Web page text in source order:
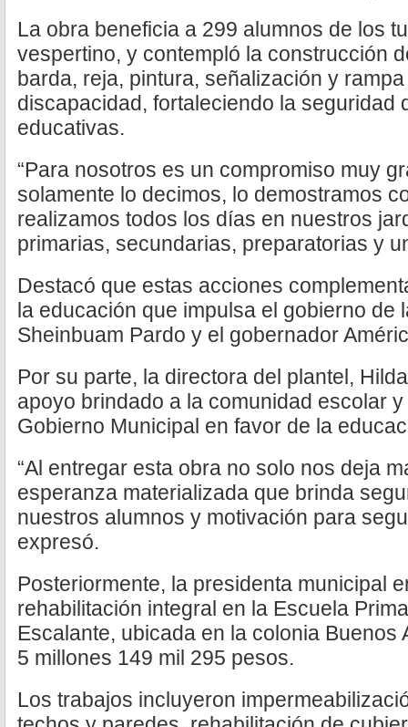
La obra beneficia a 299 alumnos de los
vespertino, y contempló la construcción
barda, reja, pintura, señalización y
discapacidad, fortaleciendo la seguridad
educativas.
“Para nosotros es un compromiso muy
solamente lo decimos, lo demostramos
realizamos todos los días en nuestros
primarias, secundarias, preparatorias y
Destacó que estas acciones
la educación que impulsa el gobierno de
Sheinbuam Pardo y el gobernador
Por su parte, la directora del plantel,
apoyo brindado a la comunidad escolar
Gobierno Municipal en favor de la
“Al entregar esta obra no solo nos deja
esperanza materializada que brinda
nuestros alumnos y motivación para
expresó.
Posteriormente, la presidenta municipal
rehabilitación integral en la Escuela
Escalante, ubicada en la colonia Buenos
5 millones 149 mil 295 pesos.
Los trabajos incluyeron